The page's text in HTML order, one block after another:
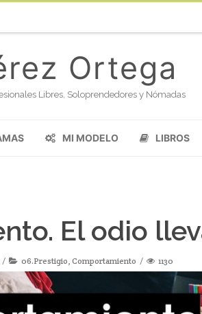
Ortega
Libres, Soloprendedores y Nómadas
MI MODELO LIBROS
El odio
06.Prestigio, Comportamiento 1130